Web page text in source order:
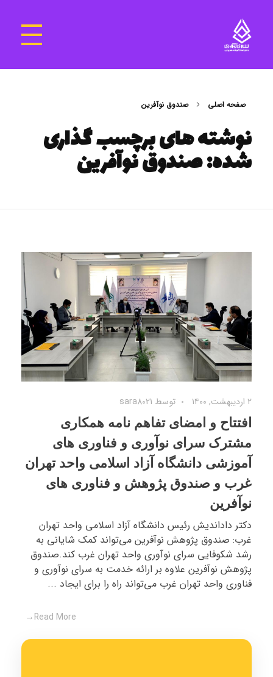
صفحه اصلی صندوق نوآفرین
نوشته های برچسب گذاری
شده: صندوق نوآفرین
۲ اردیبهشت, ۱۴۰۰ توسط sara8021
افتتاح و امضای تفاهم نامه همکاری
مشترک سرای نوآوری و فناوری های
آموزشی دانشگاه آزاد اسلامی واحد تهران
غرب و صندوق پژوهش و فناوری های
نوآفرین
دکتر داداندیش رئیس دانشگاه آزاد اسلامی‌ واحد تهران
غرب: صندوق پژوهش نوآفرین می‌تواند ‌کمک شایانی به
رشد ‌شکوفایی سرای نوآوری واحد تهران غرب کند.صندوق
پژوهش نوآفرین علاوه بر ارائه خدمت به سرای نوآوری و
فناوری واحد تهران غرب می‌تواند راه را برای ایجاد ...
Read More